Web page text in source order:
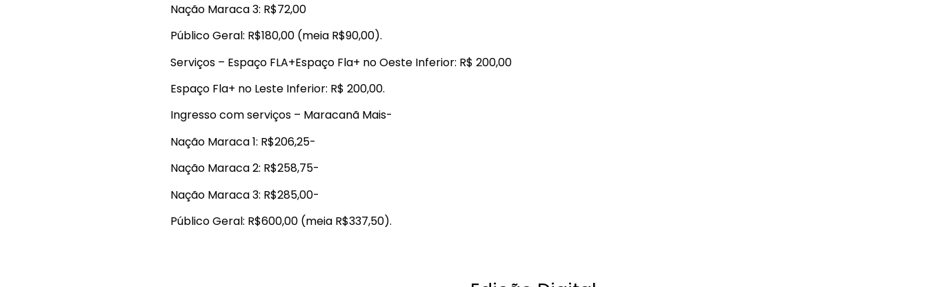
Nação Maraca 3: R$72,00
Público Geral: R$180,00 (meia R$90,00).
Serviços – Espaço FLA+Espaço Fla+ no Oeste Inferior: R$ 200,00
Espaço Fla+ no Leste Inferior: R$ 200,00.
Ingresso com serviços – Maracanã Mais-
Nação Maraca 1: R$206,25-
Nação Maraca 2: R$258,75-
Nação Maraca 3: R$285,00-
Público Geral: R$600,00 (meia R$337,50).